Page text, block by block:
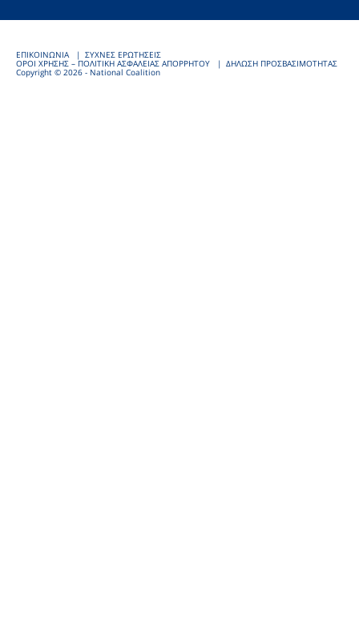
ΕΠΙΚΟΙΝΩΝΙΑ
ΣΥΧΝΕΣ ΕΡΩΤΗΣΕΙΣ
ΟΡΟΙ ΧΡΗΣΗΣ – ΠΟΛΙΤΙΚΗ ΑΣΦΑΛΕΙΑΣ ΑΠΟΡΡΗΤΟΥ
ΔΗΛΩΣΗ ΠΡΟΣΒΑΣΙΜΟΤΗΤΑΣ
Copyright © 2026 - National Coalition